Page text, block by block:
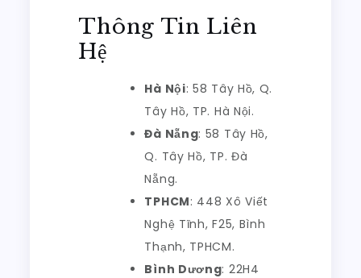
Thông Tin Liên
Hệ
Hà Nội: 58 Tây Hồ, Q.
Tây Hồ, TP. Hà Nội.
Đà Nẵng: 58 Tây Hồ,
Q. Tây Hồ, TP. Đà
Nẵng.
TPHCM: 448 Xô Viết
Nghệ Tĩnh, F25, Bình
Thạnh, TPHCM.
Bình Dương: 22H4